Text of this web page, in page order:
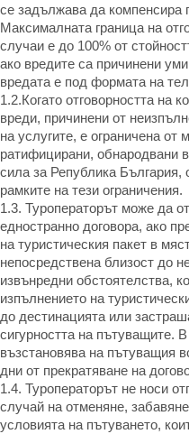
се задължава да компенсира
Максималната граница на
случаи е до 100% от
ако вредите са причинени
вредата е под формата на
1.2.Когато отговорността на
вреди, причинени от
на услугите, е ограничена от
ратифицирани, обнародвани
сила за Република България,
рамките на тези ограничения.
1.3. Туроператорът може да
едностранно договора, ако
на туристическия пакет в
непосредствена близост до
извънредни обстоятелства,
изпълнението на
до дестинацията или
сигурността на пътуващите.
възстановява на пътуващия
дни от прекратяване на
1.4. Туроператорът не носи
случай на отменяне,
условията на пътуването,